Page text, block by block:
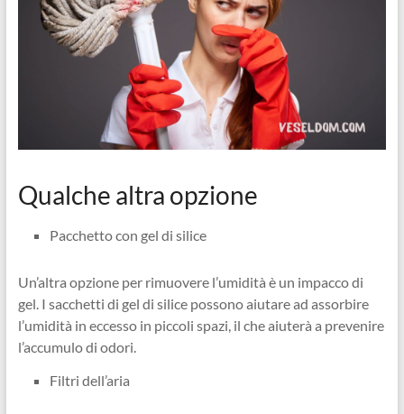
Qualche altra opzione
Pacchetto con gel di silice
Un’altra opzione per rimuovere l’umidità è un impacco di
gel. I sacchetti di gel di silice possono aiutare ad assorbire
l’umidità in eccesso in piccoli spazi, il che aiuterà a prevenire
l’accumulo di odori.
Filtri dell’aria